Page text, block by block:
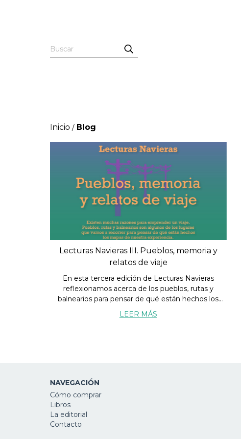
Inicio / Blog
Lecturas Navieras III. Pueblos, memoria y
relatos de viaje
En esta tercera edición de Lecturas Navieras
reflexionamos acerca de los pueblos, rutas y
balnearios para pensar de qué están hechos los
mapas de nuestra experiencia.
LEER MÁS
NAVEGACIÓN
Cómo comprar
Libros
La editorial
Contacto